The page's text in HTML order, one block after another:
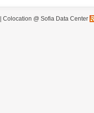
Colocation @ Sofia Data Center